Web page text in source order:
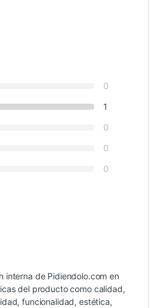
0
1
0
0
0
interna de Pidiendolo.com en
del producto como calidad,
funcionalidad, estética,